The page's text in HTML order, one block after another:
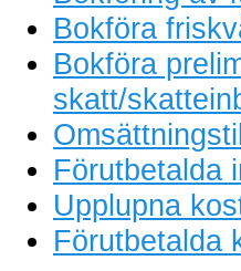
Bokföra
Bokföra
skatt/
Förutbetalda
Upplupna
Förutbetalda